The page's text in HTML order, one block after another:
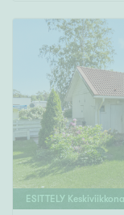
Rakennusvuosi
Uudiskohteet
Vain
ESITTELY Keskiviikkona